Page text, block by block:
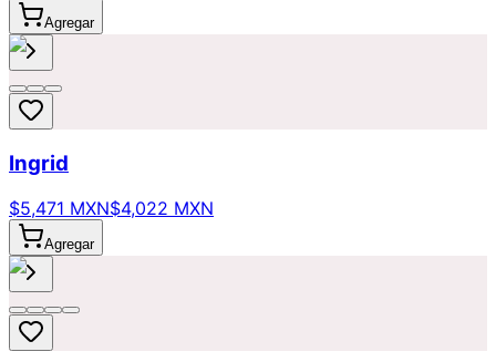
Agregar
Ingrid
$5,471 MXN$4,022 MXN
Agregar